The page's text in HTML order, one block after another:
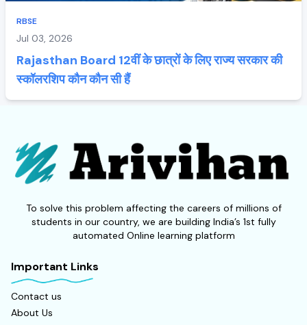
RBSE
Jul 03, 2026
Rajasthan Board 12वीं के छात्रों के लिए राज्य सरकार की
स्कॉलरशिप कौन कौन सी हैं
To solve this problem affecting the careers of millions of
students in our country, we are building India’s 1st fully
automated Online learning platform
Important Links
Contact us
About Us